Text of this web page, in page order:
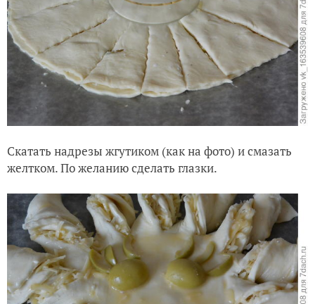
Скатать надрезы жгутиком (как на фото) и смазать
желтком. По желанию сделать глазки.